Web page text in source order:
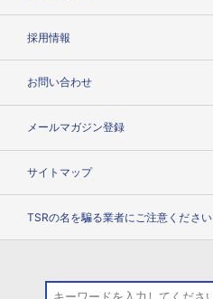
採用情報
お問い合わせ
メールマガジン登録
サイトマップ
TSRの名を騙る業者にご注意ください